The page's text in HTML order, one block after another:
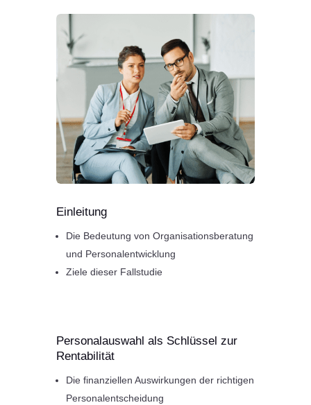
Einleitung
Die Bedeutung von Organisationsberatung
und Personalentwicklung
Ziele dieser Fallstudie
Personalauswahl als Schlüssel zur
Rentabilität
Die finanziellen Auswirkungen der richtigen
Personalentscheidung